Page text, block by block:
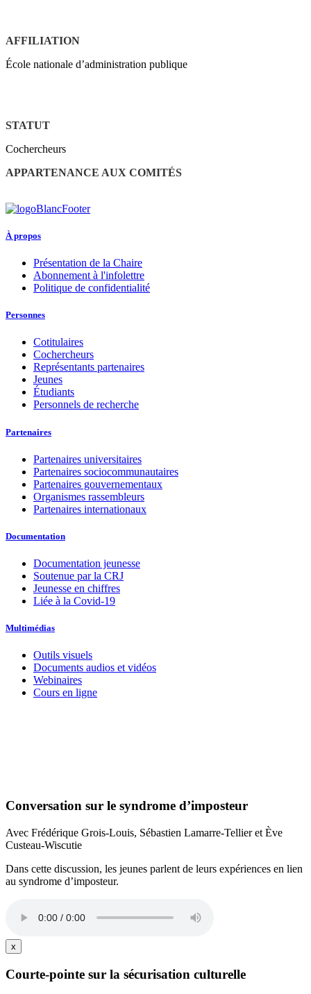
AFFILIATION
École nationale d’administration publique
STATUT
Cochercheurs
APPARTENANCE AUX COMITÉS
À propos
Présentation de la Chaire
Abonnement à l'infolettre
Politique de confidentialité
Personnes
Cotitulaires
Cochercheurs
Représentants partenaires
Jeunes
Étudiants
Personnels de recherche
Partenaires
Partenaires universitaires
Partenaires sociocommunautaires
Partenaires gouvernementaux
Organismes rassembleurs
Partenaires internationaux
Documentation
Documentation jeunesse
Soutenue par la CRJ
Jeunesse en chiffres
Liée à la Covid-19
Multimédias
Outils visuels
Documents audios et vidéos
Webinaires
Cours en ligne
Conversation sur le syndrome d’imposteur
Avec Frédérique Grois-Louis, Sébastien Lamarre-Tellier et Ève
Custeau-Wiscutie
Dans cette discussion, les jeunes parlent de leurs expériences en lien
au syndrome d’imposteur.
x
Courte-pointe sur la sécurisation culturelle